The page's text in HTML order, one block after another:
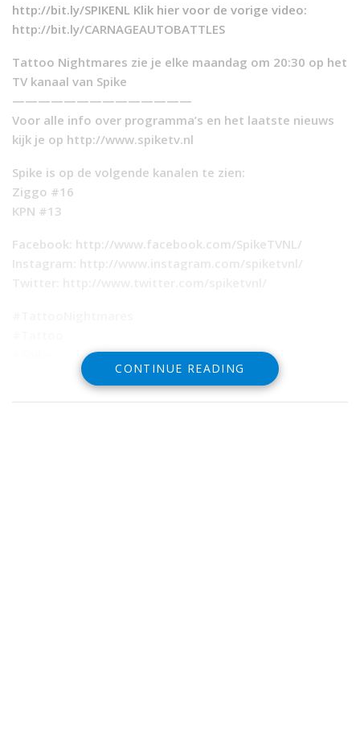
http://bit.ly/SPIKENL Klik hier voor de vorige video:
http://bit.ly/CARNAGEAUTOBATTLES
Tattoo Nightmares zie je elke maandag om 20:30 op het
TV kanaal van Spike
——————————————
Voor alle info over programma’s en het laatste nieuws
kijk je op http://www.spiketv.nl
Spike is op de volgende kanalen te zien:
Ziggo #16
KPN #13
Facebook: http://www.facebook.com/SpikeTVNL/
Instagram: http://www.instagram.com/spiketvnl/
CONTINUE READING